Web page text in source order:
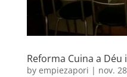
Reforma Cuina a Déu
by empiezapori | nov.